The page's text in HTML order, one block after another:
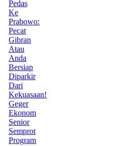
Pedas
Ke
Prabowo:
Pecat
Gibran
Atau
Anda
Bersiap
Diparkir
Dari
Kekuasaan!
Geger
Ekonom
Senior
Semprot
Program